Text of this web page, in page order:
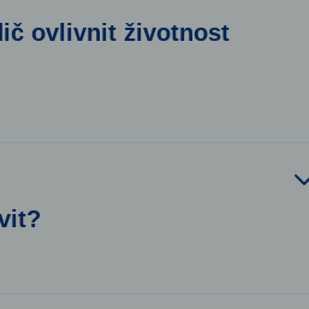
ovlivnit životnost